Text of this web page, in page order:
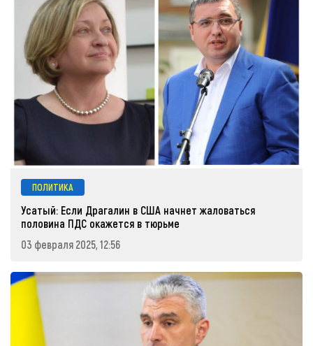
ПОЛИТИКА
Усатый: Если Драгалин в США начнет жаловаться
половина ПДС окажется в тюрьме
03 февраля 2025, 12:56